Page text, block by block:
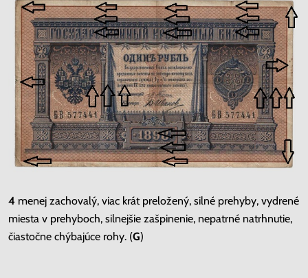
4 menej zachovalý, viac krát preložený, silné prehyby, vydrené
miesta v prehyboch, silnejšie zašpinenie, nepatrné natrhnutie,
čiastočne chýbajúce rohy. (G)